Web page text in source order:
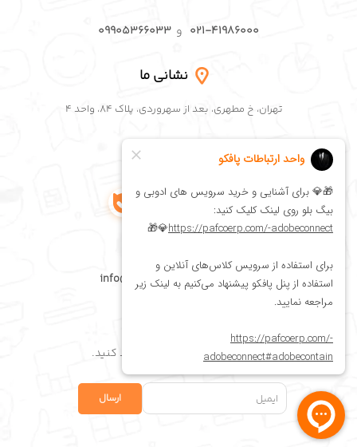
۰۲۱-۴۱۹۸۶۰۰۰ و۰۹۹۰۵۳۶۶۰۳۳
نشانی ما
تهران، خ مطهری، بعد از سهروردی، پلاک ۸۴، واحد ۴
شبکه های اجتماعی
اینستاگرام پافکو تلگرام پافکوواتساپ پافکو
ایمیل پافکو: info@pafcoerp.com
برای عضویت، ایمیل خود را وارد کنید.